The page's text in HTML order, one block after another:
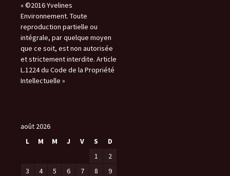
« ©2016 Yvelines
Environnement. Toute
reproduction partielle ou
intégrale, par quelque moyen
que ce soit, est non autorisée
et strictement interdite. Article
L.1224 du Code de la Propriété
Intellectuelle »
août 2026
L
M M J V S
D
1
2
3
4 5 6 7 8
9